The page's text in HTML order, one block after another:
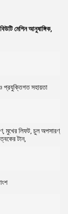
মেশিন আনুষাঙ্গিক,
প্রযুক্তিগত সহায়তা
মুখের লিফট, চুল অপসারণ,
টান,